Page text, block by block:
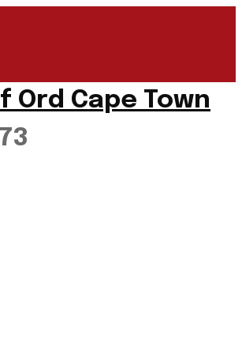
Ord Cape Town